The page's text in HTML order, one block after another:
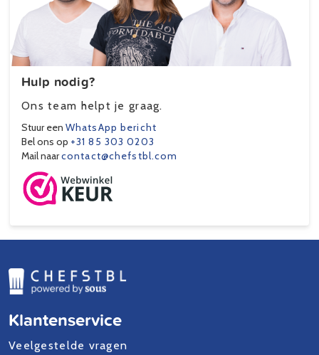
Hulp nodig?
Ons team helpt je graag.
Stuur een WhatsApp bericht
Bel ons op +31 85 303 0203
Mail naarcontact@chefstbl.com
Klantenservice
Veelgestelde vragen